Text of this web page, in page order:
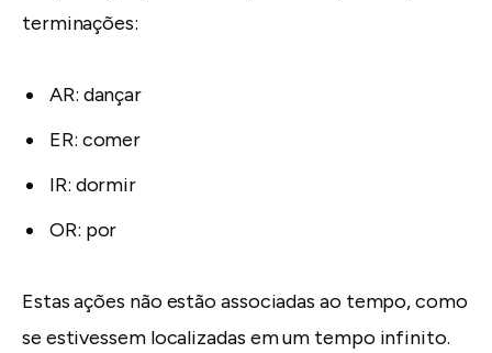
terminações:
AR: dançar
ER: comer
IR: dormir
OR: por
Estas ações não estão associadas ao tempo, como
se estivessem localizadas em um tempo infinito.